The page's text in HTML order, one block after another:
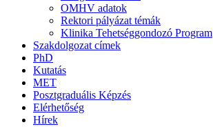
OMHV adatok
Rektori pályázat témák
Klinika Tehetséggondozó Program
Szakdolgozat címek
PhD
Kutatás
MET
Posztgraduális Képzés
Elérhetőség
Hírek